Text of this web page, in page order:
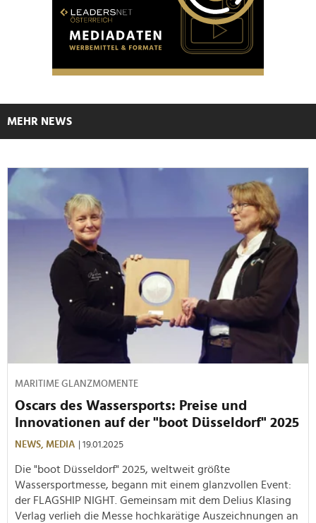
MEHR NEWS
MARITIME GLANZMOMENTE
Oscars des Wassersports: Preise und
Innovationen auf der "boot Düsseldorf" 2025
NEWS, MEDIA | 19.01.2025
Die "boot Düsseldorf" 2025, weltweit größte
Wassersportmesse, begann mit einem glanzvollen Event:
der FLAGSHIP NIGHT. Gemeinsam mit dem Delius Klasing
Verlag verlieh die Messe hochkarätige Auszeichnungen an